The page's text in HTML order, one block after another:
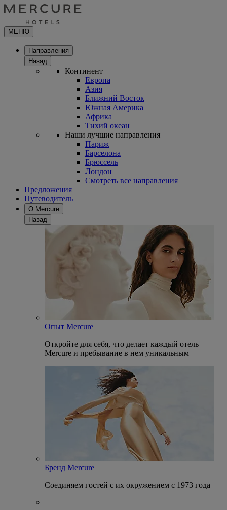
МЕНЮ
Направления
Назад
Континент
Европа
Азия
Ближний Восток
Южная Америка
Африка
Тихий океан
Наши лучшие направления
Париж
Барселона
Брюссель
Лондон
Смотреть все направления
Предложения
Путеводитель
О Mercure
Назад
Опыт Mercure
Откройте для себя, что делает каждый отель
Mercure и пребывание в нем уникальным
Бренд Mercure
Соединяем гостей с их окружением с 1973 года